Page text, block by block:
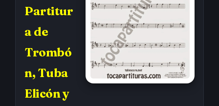
Partitur
a de
Trombó
n, Tuba
Elicón y